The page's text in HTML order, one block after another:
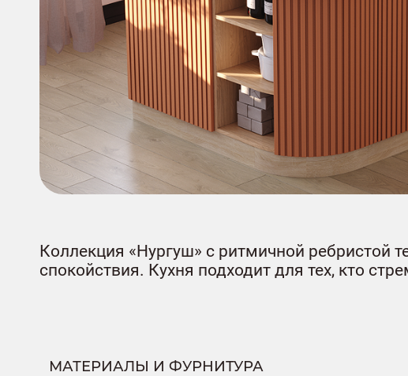
Коллекция «Нургуш» с ритмичной ребристой
спокойствия. Кухня подходит для тех, кто
МАТЕРИАЛЫ И ФУРНИТУРА